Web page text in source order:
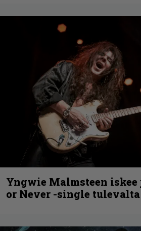
Yngwie Malmsteen
or Never -single